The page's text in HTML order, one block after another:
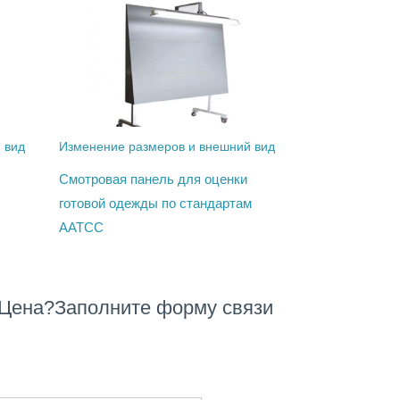
вид Изменение размеров и внешний вид
Смотровая панель для оценки
готовой одежды по стандартам
AATCC
форму связи